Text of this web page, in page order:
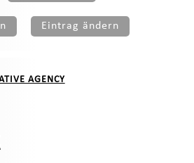
Eintrag ändern
AGENCY